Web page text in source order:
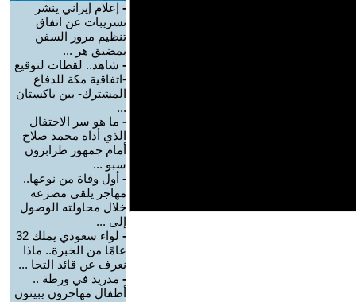
- إعلام إيراني ينشر
تسريبات عن اتفاق
تنظيم مرور السفن
بمضيق هر ...
- شاهد.. لقطات لتوقيع
-اتفاقية مكة للدفاع
المشترك- بين باكستان
...
- ما هو سر الاحتفال
الذي أداه محمد صلاح
أمام جمهور طرابزون
سبو ...
- أول وفاة من نوعها..
مهاجر يلقى مصرعه
خلال محاولته الوصول
إلى ...
-
لواء سعودي يملك 32
عامًا من الخبرة.. ماذا
نعرف عن قائد التحا ...
- مدريد في ورطة ..
أطفال مهاجرون يبيتون